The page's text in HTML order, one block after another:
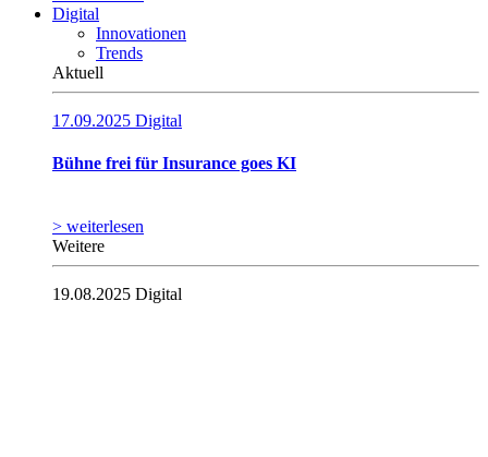
Digital
Innovationen
Trends
Aktuell
17.09.2025 Digital
Bühne frei für Insurance goes KI
> weiterlesen
Weitere
19.08.2025 Digital